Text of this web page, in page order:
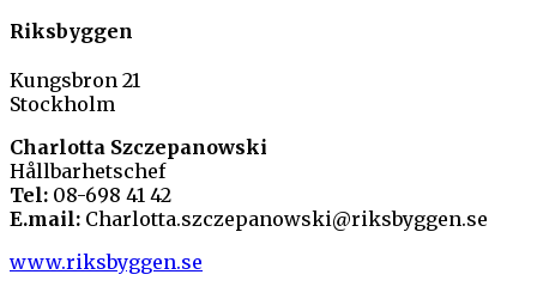
Riksbyggen
Kungsbron 21
Stockholm
Charlotta Szczepanowski
Hållbarhetschef
Tel: 08-698 41 42
E.mail: Charlotta.szczepanowski@riksbyggen.se
www.riksbyggen.se